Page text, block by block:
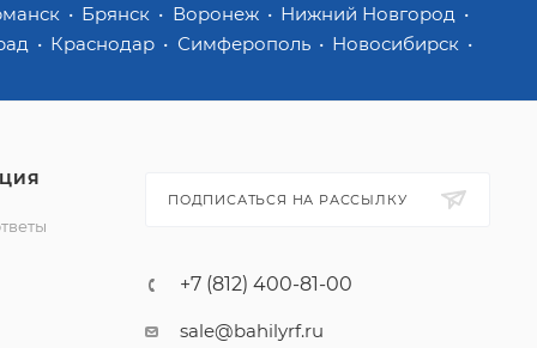
Брянск Воронеж
Нижний Новгород
Краснодар Симферополь
Новосибирск
ПОДПИСАТЬСЯ НА РАССЫЛКУ
+7 (812) 400-81-00
sale@bahilyrf.ru